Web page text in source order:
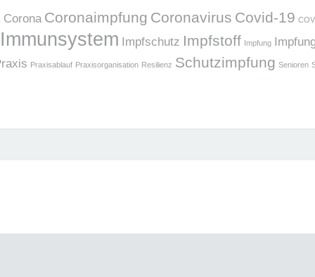
Corona Coronaimpfung Coronavirus Covid-19
Immunsystem Impfschutz Impfstoff Impfung
Praxisablauf Praxisorganisation Resilienz Schutzimpfung Senioren